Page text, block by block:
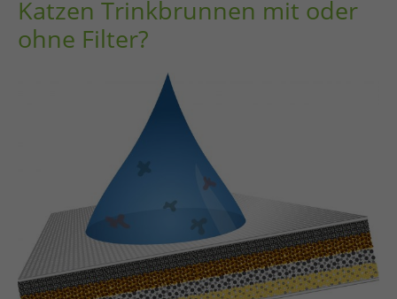
Katzen Trinkbrunnen mit oder
ohne Filter?